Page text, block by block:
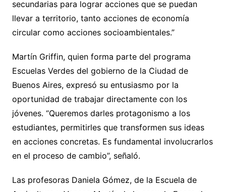
secundarias para lograr acciones que se puedan
llevar a territorio, tanto acciones de economía
circular como acciones socioambientales.”
Martín Griffin, quien forma parte del programa
Escuelas Verdes del gobierno de la Ciudad de
Buenos Aires, expresó su entusiasmo por la
oportunidad de trabajar directamente con los
jóvenes. “Queremos darles protagonismo a los
estudiantes, permitirles que transformen sus ideas
en acciones concretas. Es fundamental involucrarlos
en el proceso de cambio”, señaló.
Las profesoras Daniela Gómez, de la Escuela de